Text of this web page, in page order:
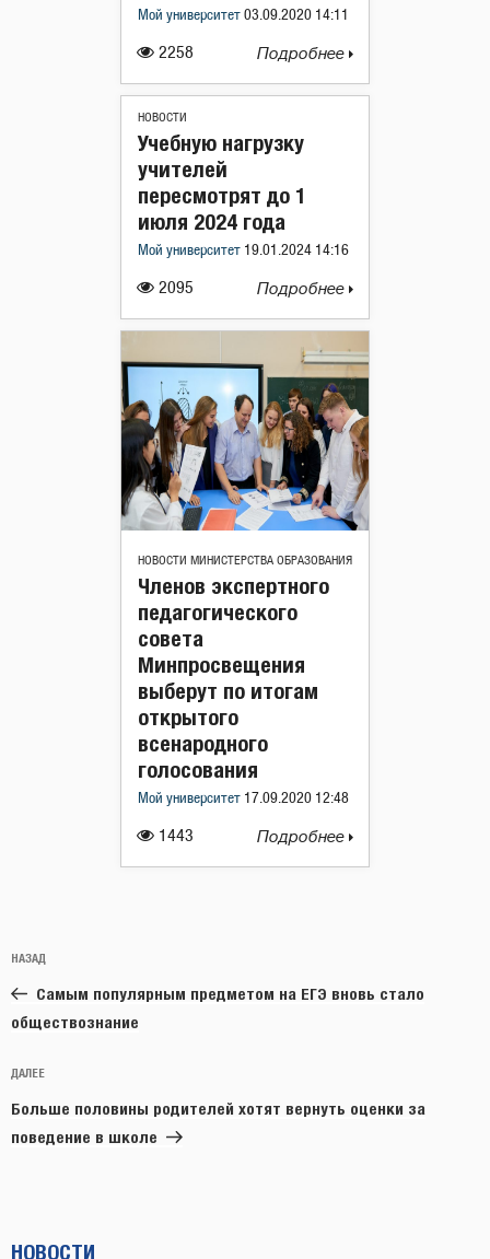
2258
Мой университет 03.09.2020 14:11
Подробнее
НОВОСТИ
2095
Учебную нагрузку
учителей
пересмотрят до 1
июля 2024 года
Мой университет 19.01.2024 14:16
Подробнее
НОВОСТИ МИНИСТЕРСТВА ОБРАЗОВАНИЯ
1443
Членов экспертного
педагогического
совета
Минпросвещения
выберут по итогам
открытого
всенародного
голосования
Мой университет 17.09.2020 12:48
Подробнее
по
записям
Предыдущая
запись:
НАЗАД
Самым популярным предметом на ЕГЭ вновь стало
обществознание
Следующая
запись
ДАЛЕЕ
Больше половины родителей хотят вернуть оценки за
поведение в школе
НОВОСТИ